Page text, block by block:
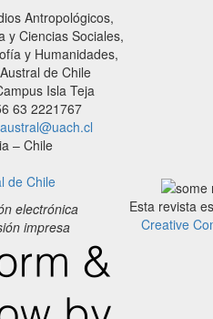
Antropológicos,
y Ciencias Sociales,
y Humanidades,
de Chile
Isla Teja
63 2221767
– Chile
de Chile
electrónica
impresa
Esta revista
Creative